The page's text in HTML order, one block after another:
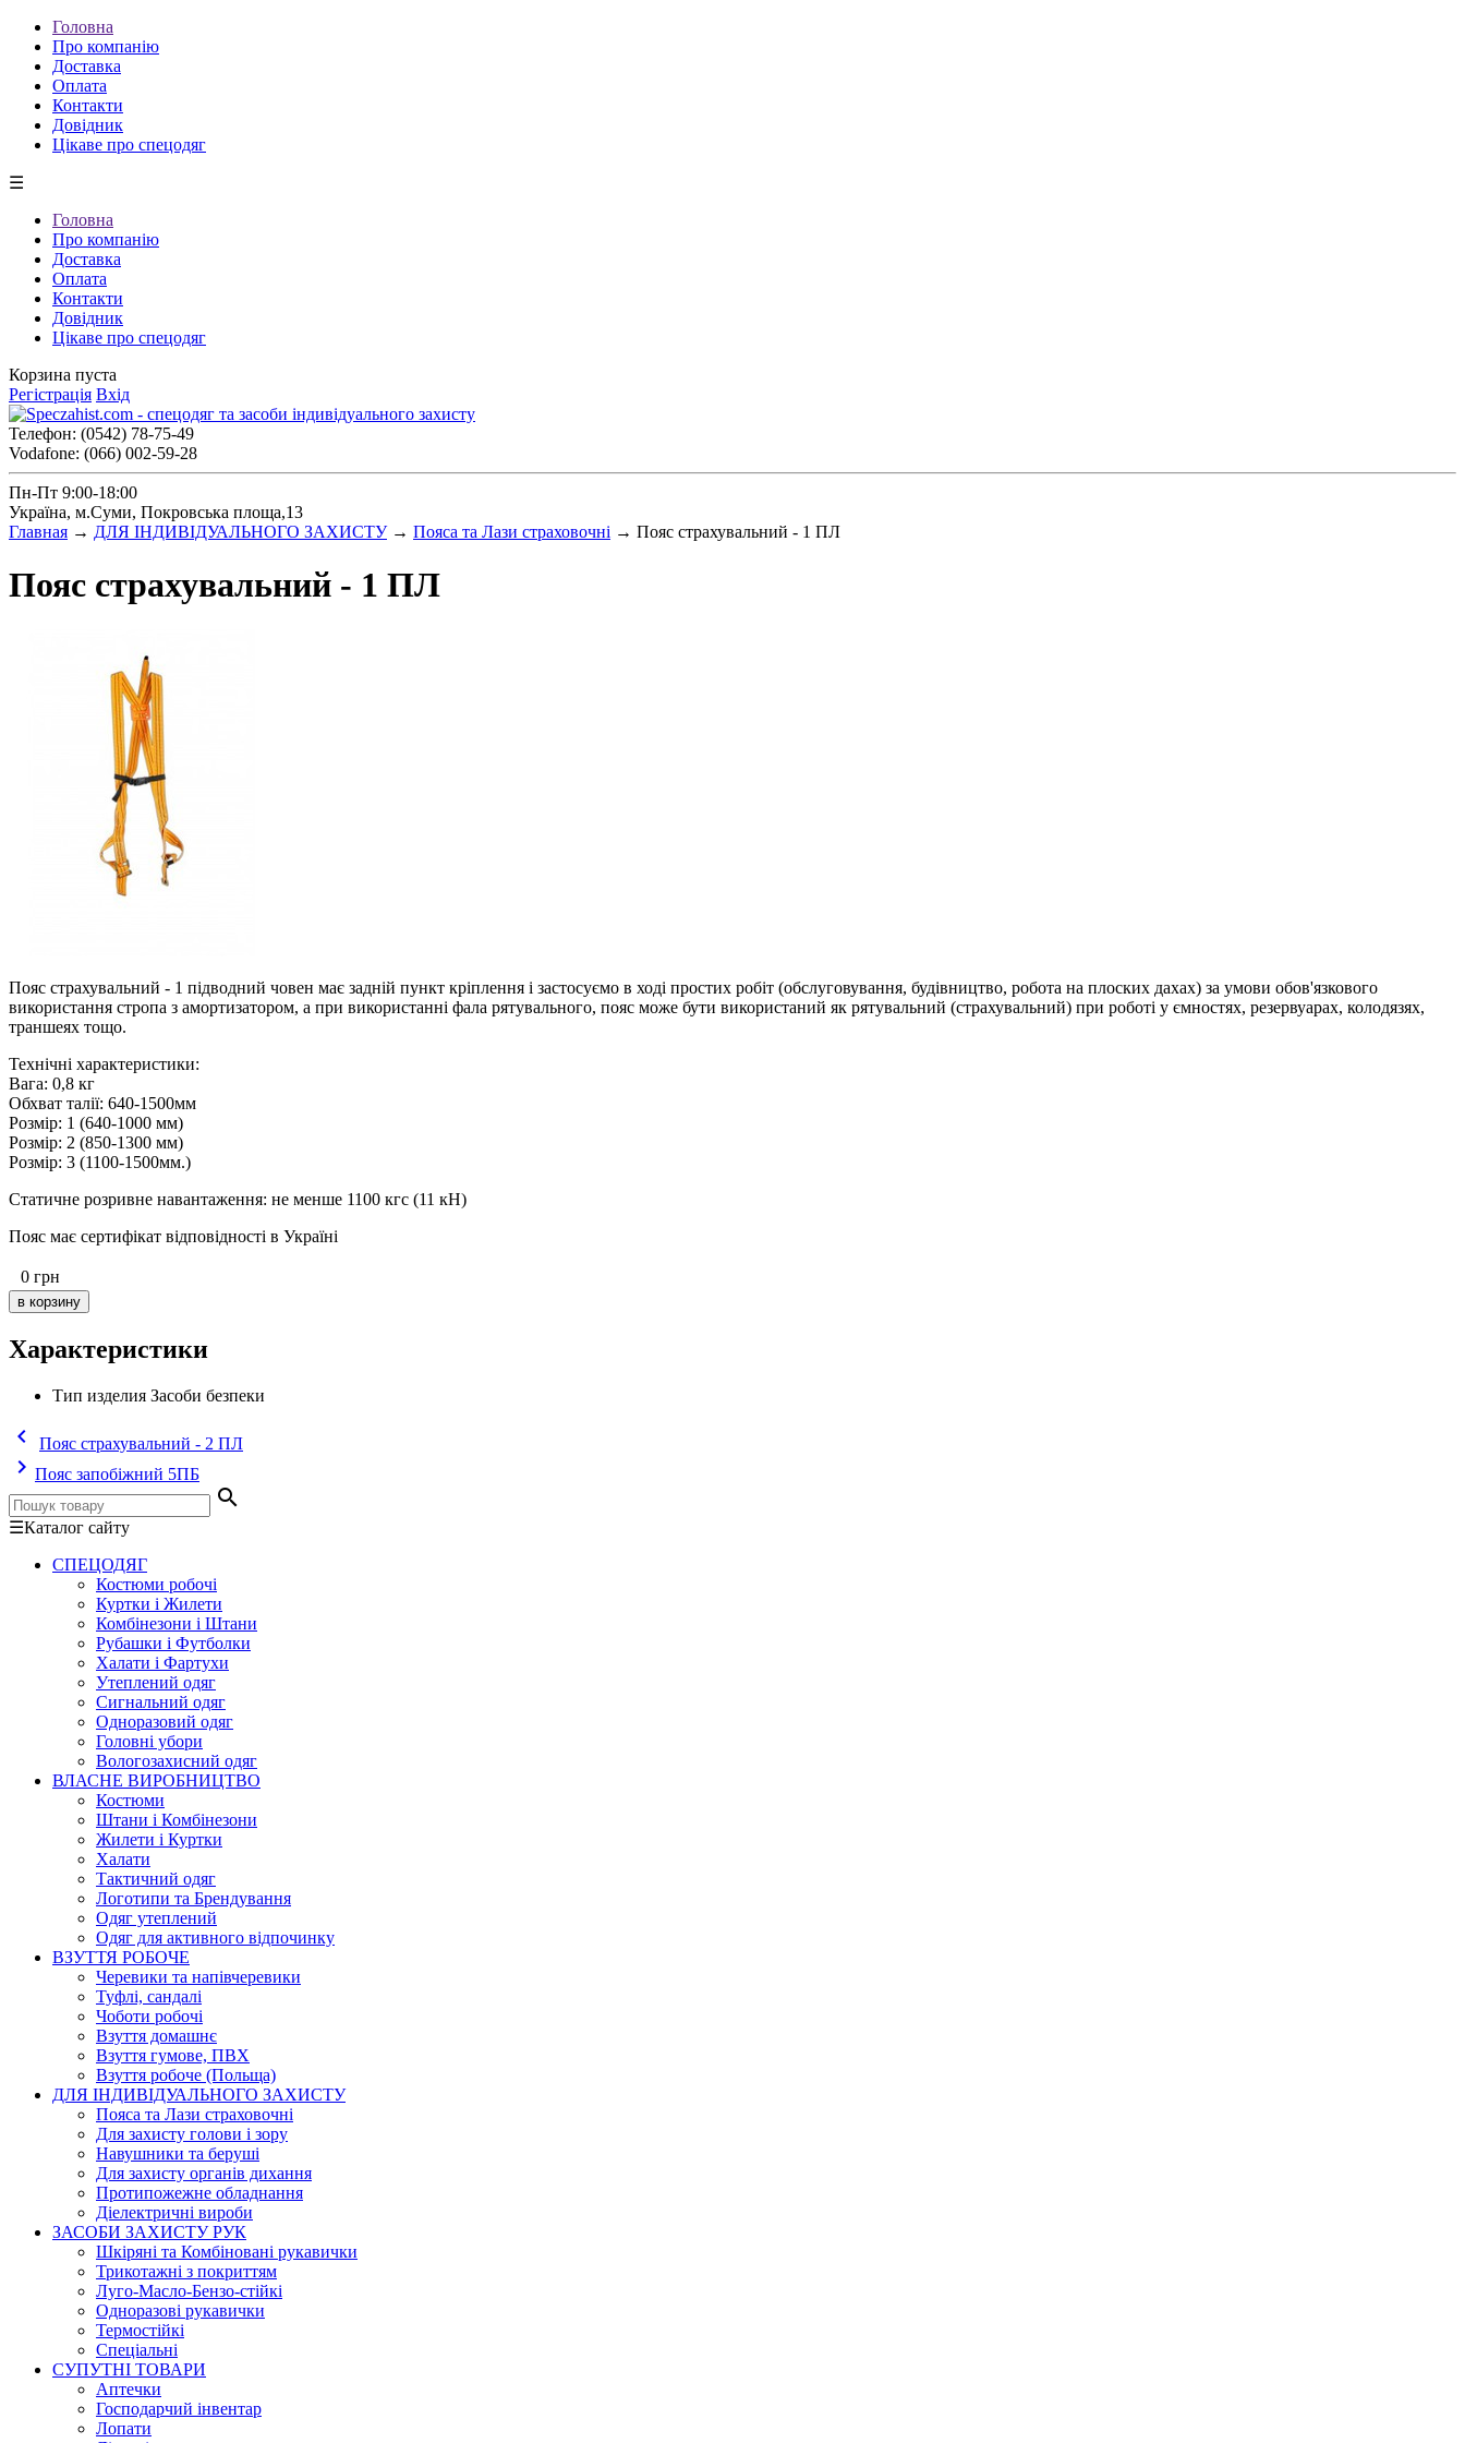
Головна
Про компанію
Доставка
Оплата
Контакти
Довідник
Цікаве про спецодяг
☰
Головна
Про компанію
Доставка
Оплата
Контакти
Довідник
Цікаве про спецодяг
Корзина пуста
Регістрація Вхід
Телефон: (0542) 78-75-49
Vodafone: (066) 002-59-28
Пн-Пт 9:00-18:00
Україна, м.Суми, Покровська площа,13
Главная → ДЛЯ ІНДИВІДУАЛЬНОГО ЗАХИСТУ→ Пояса та Лази страховочні → Пояс страхувальний - 1 ПЛ
Пояс страхувальний - 1 ПЛ
Пояс страхувальний - 1 підводний човен має задній пункт кріплення і застосуємо в ході простих робіт (обслуговування, будівництво, робота на плоских дахах) за умови обов'язкового
використання стропа з амортизатором, а при використанні фала рятувального, пояс може бути використаний як рятувальний (страхувальний) при роботі у ємностях, резервуарах, колодязях,
траншеях тощо.
Технічні характеристики:
Вага: 0,8 кг
Обхват талії: 640-1500мм
Розмір: 1 (640-1000 мм)
Розмір: 2 (850-1300 мм)
Розмір: 3 (1100-1500мм.)
Статичне розривне навантаження: не менше 1100 кгс (11 кН)
Пояс має сертифікат відповідності в Україні
0 грн
Характеристики
Тип изделия Засоби безпеки
keyboard_arrow_left Пояс страхувальний - 2 ПЛ
keyboard_arrow_right Пояс запобіжний 5ПБ
search
☰Каталог сайту
СПЕЦОДЯГ
Костюми робочі
Куртки і Жилети
Комбінезони і Штани
Рубашки і Футболки
Халати і Фартухи
Утеплений одяг
Сигнальний одяг
Одноразовий одяг
Головні убори
Вологозахисний одяг
ВЛАСНЕ ВИРОБНИЦТВО
Костюми
Штани і Комбінезони
Жилети і Куртки
Халати
Тактичний одяг
Логотипи та Брендування
Одяг утеплений
Одяг для активного відпочинку
ВЗУТТЯ РОБОЧЕ
Черевики та напівчеревики
Туфлі, сандалі
Чоботи робочі
Взуття домашнє
Взуття гумове, ПВХ
Взуття робоче (Польща)
ДЛЯ ІНДИВІДУАЛЬНОГО ЗАХИСТУ
Пояса та Лази страховочні
Для захисту голови і зору
Навушники та беруші
Для захисту органів дихання
Протипожежне обладнання
Діелектричні вироби
ЗАСОБИ ЗАХИСТУ РУК
Шкіряні та Комбіновані рукавички
Трикотажні з покриттям
Луго-Масло-Бензо-стійкі
Одноразові рукавички
Термостійкі
Спеціальні
СУПУТНІ ТОВАРИ
Аптечки
Господарчий інвентар
Лопати